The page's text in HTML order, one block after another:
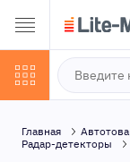
Главная
Радар-детекторы